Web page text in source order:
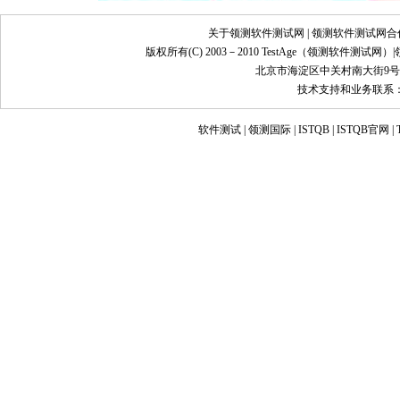
关于领测软件测试网 |领测软件测试网
版权所有(C) 2003－2010 TestAge（领测软件测试网 ）|
北京市海淀区中关村南大街9
技术支持和业务联系
软件测试 |领测国际 |ISTQB |ISTQB官网 |